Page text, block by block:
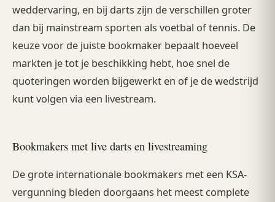
weddervaring, en bij darts zijn de verschillen groter
dan bij mainstream sporten als voetbal of tennis. De
keuze voor de juiste bookmaker bepaalt hoeveel
markten je tot je beschikking hebt, hoe snel de
quoteringen worden bijgewerkt en of je de wedstrijd
kunt volgen via een livestream.
Bookmakers met live darts en livestreaming
De grote internationale bookmakers met een KSA-
vergunning bieden doorgaans het meest complete